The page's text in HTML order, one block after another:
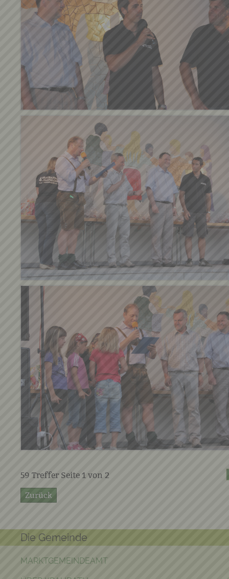
59 Treffer Seite 1 von 2
Zurück
Die Gemeinde
MARKTGEMEINDEAMT